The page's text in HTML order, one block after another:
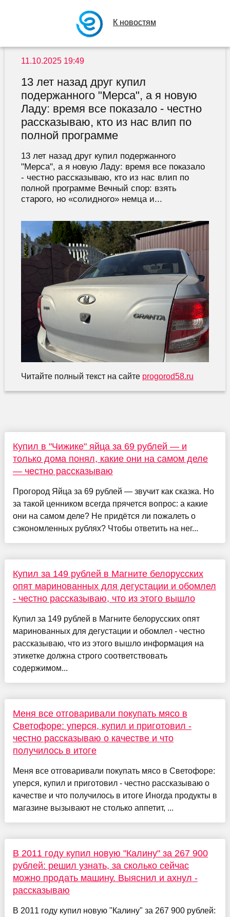
К новостям
11.10.2025 19:49
13 лет назад друг купил
подержанного "Мерса", а я новую
Ладу: время все показало - честно
рассказываю, кто из нас влип по
полной программе
13 лет назад друг купил подержанного
"Мерса", а я новую Ладу: время все показало
- честно рассказываю, кто из нас влип по
полной программе Вечный спор: взять
старого, но «солидного» немца и...
Читайте полный текст на сайте progorod58.ru
Купил в "Чижике" яйца за 69 рублей — и
только дома понял, какие они на самом деле
— честно рассказываю
Прогород Яйца за 69 рублей — звучит как сказка. Но
за такой ценником всегда прячется вопрос: а какие
они на самом деле? Не придётся ли пожалеть о
сэкономленных рублях? Чтобы ответить на нег...
Купил за 149 рублей в Магните белорусских
опят маринованных для дегустации и обомлел
- честно рассказываю, что из этого вышло
Купил за 149 рублей в Магните белорусских опят
маринованных для дегустации и обомлел - честно
рассказываю, что из этого вышло информация на
этикетке должна строго соответствовать
содержимом...
Меня все отговаривали покупать мясо в
Светофоре: уперся, купил и приготовил -
честно рассказываю о качестве и что
получилось в итоге
Меня все отговаривали покупать мясо в Светофоре:
уперся, купил и приготовил - честно рассказываю о
качестве и что получилось в итоге Иногда продукты в
магазине вызывают не столько аппетит, ...
В 2011 году купил новую "Калину" за 267 900
рублей: решил узнать, за сколько сейчас
можно продать машину. Выяснил и ахнул -
рассказываю
В 2011 году купил новую "Калину" за 267 900 рублей: